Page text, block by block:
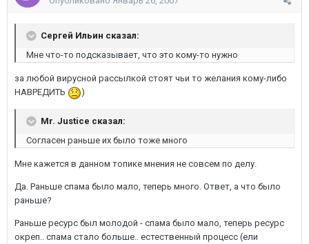
Сергей Ильин сказал:
Мне что-то подсказывает, что это кому-то нужно
за любой вирусной рассылкой стоят чьи то желания кому-либо
НАВРЕДИТЬ
)
Mr. Justice сказал:
Согласен раньше их было тоже много
Мне кажется в данном топике мнения не совсем по делу.
Да. Раньше спама было мало, теперь много. Ответ, а что было
раньше?
Раньше ресурс был молодой - спама было мало, теперь ресурс
окреп.. спама стало больше.. естественный процесс (ели